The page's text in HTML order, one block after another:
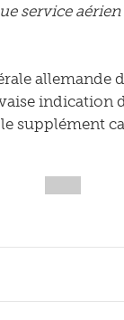
service
allemande
indication
supplément